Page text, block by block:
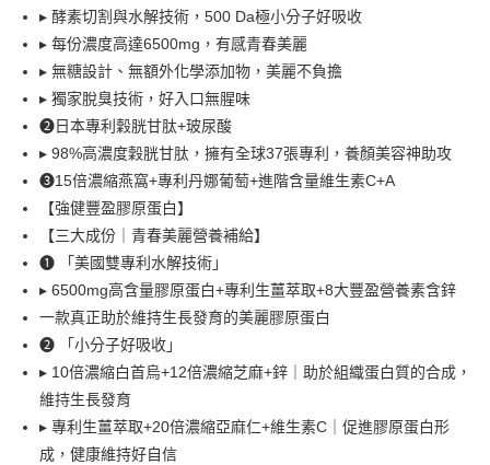
相關說明
【大哥付你分期使用說明】
1.本服務由台灣大哥大提供，台灣大哥大用戶可立即使用無須另外申請。
2.付款方式選擇「大哥付你分期」，訂單成立後會自動跳轉到大哥付的交易
流程，驗證手機門號後，選擇欲分期的期數、繳款截止日，確認付款後即完
3.實際核准額度、可分期數及費用金額請依後續交易確認頁面所載為準。
4.訂單成立30分鐘內，如未前往確認交易或遇審核未通過，訂單將自動取
消。如遇「轉專審核」未通過狀況，表示未達大哥付你分期系統評分，恕無
法說明評估內容。
【繳款方式說明】
1.分期款項不併入電信帳單，「大哥付你分期」於每月結算日後寄送繳費提
2.透過簡訊連結打開帳單後，可選擇「超商條碼／台灣大直營門市／銀行轉
帳／街口支付／iPASS MONEY」等通路繳費。
【注意事項】
1.本服務係由「台灣大哥大股份有限公司」（以下簡稱本公司）所提供，讓
用戶於交易時，得透過本服務購買商品或服務，並由商店將買賣／分期付款
買賣價金債權讓與本公司後，依約使用本公司帳單繳交帳款。
2.基於同意付款使用「大哥付你分期」之契約關係目的，商店將以您的個人
資料（包含姓名、電話或地址）提供予台灣大哥大進項蒐集、處理及利用，
由本公司與您本人進行分期帳單所需資料之確認、核對及更正。
AFTEE先享後付
相關說明
【關於「AFTEE先享後付」】
AFTEE先享後付是「在收到商品之後才付款」的支付方式。 讓您購物簡單
１．簡單：不需註冊會員、不需綁卡、不需儲值。
２．便利：只要手機號碼，簡訊認證，即可結帳。
３．安心：先確認商品／服務後，再付款。
【「AFTEE先享後付」結帳流程】
１．於結帳方式選擇「AFTEE先享後付」後，將跳轉至「AFTEE先享後付」
結帳頁面，進行簡訊認證並確認金額後，即可完成結帳。
２．訂單成立數日內，您將收到繳費通知簡訊。
３．收到繳費通知簡訊後14天內，點擊此簡訊中的連結，可透過四大超商／
ATM／網路銀行／等多元方式進行付款，方視為交易完成。
購買商品的店家。未經商家同意取消之訂單仍視為有效，需透過AFTEE先享
後付繳納相關費用。
※ 交易是否成功請以「AFTEE先享後付 」之結帳頁面顯示為準，若有關於
是否繳費成功／繳費後需取消欲退款等相關疑問，請聯繫「AFTEE先享後付
客戶支援中心」https://netprotections.freshdesk.com/support/home
ATM付款
貨到付款
運送方式
全家取貨付款
付款後全家取貨
每筆NT$80，滿NT$1,680(含以上)免運費
萊爾富取貨付款
每筆NT$80，滿NT$1,680(含以上)免運費
付款後萊爾富取貨
▸ 酵素切割與水解技術，500 Da極小分子好吸收
▸ 每份濃度高達6500mg，有感青春美麗
▸ 無糖設計、無額外化學添加物，美麗不負擔
▸ 獨家脫臭技術，好入口無腥味
❷日本專利穀胱甘肽+玻尿酸
▸ 98%高濃度穀胱甘肽，擁有全球37張專利，養顏美容神助攻
❸15倍濃縮燕窩+專利丹娜葡萄+進階含量維生素C+A
【強健豐盈膠原蛋白】
【三大成份｜青春美麗營養補給】
❶ 「美國雙專利水解技術」
▸ 6500mg高含量膠原蛋白+專利生薑萃取+8大豐盈營養素含鋅
一款真正助於維持生長發育的美麗膠原蛋白
❷ 「小分子好吸收」
▸ 10倍濃縮白首烏+12倍濃縮芝麻+鋅｜助於組織蛋白質的合成，
維持生長發育
▸ 專利生薑萃取+20倍濃縮亞麻仁+維生素C｜促進膠原蛋白形
成，健康維持好自信